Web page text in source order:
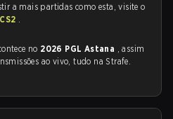
a mais partidas como esta, visite o
.
no 2026 PGL Astana , assim
ao vivo, tudo na Strafe.